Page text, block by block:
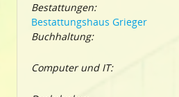
Bestattungen:
Bestattungshaus Grieger
Buchhaltung:
Computer und IT: